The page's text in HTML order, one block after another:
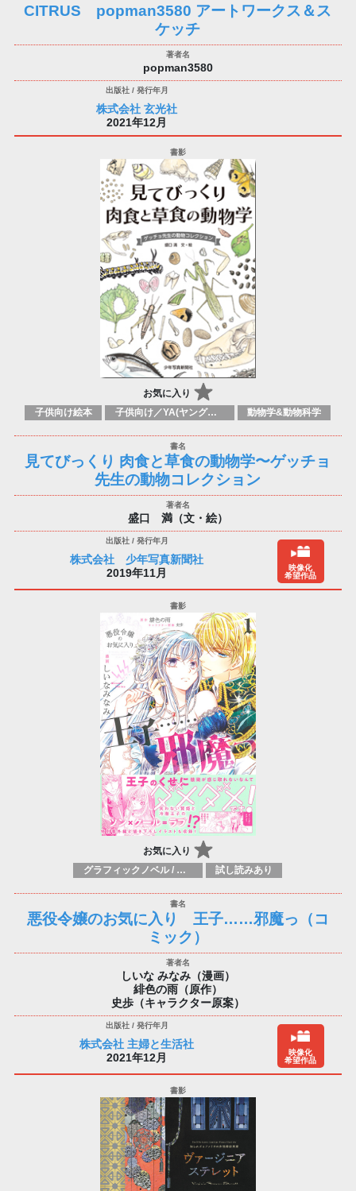
CITRUS popman3580 アートワークス＆ス
ケッチ
popman3580
株式会社 玄光社
2021年12月
お気に入り
子供向け絵本 子供向け／YA(ヤングアダルト)向け一般：自然、動物、自然界 動物学&動物科学
見てびっくり 肉食と草食の動物学〜ゲッチョ
先生の動物コレクション
盛口 満（文・絵）
株式会社 少年写真新聞社
2019年11月
映像化
希望作品
お気に入り
グラフィックノベル / コミックブック / 漫画：スタイル / 伝統 試し読みあり
悪役令嬢のお気に入り 王子……邪魔っ（コ
ミック）
しいな みなみ（漫画）
緋色の雨（原作）
史歩（キャラクター原案）
株式会社 主婦と生活社
2021年12月
映像化
希望作品